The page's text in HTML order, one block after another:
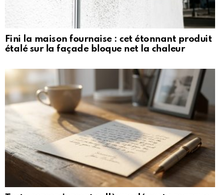
Fini la maison fournaise : cet étonnant produit
étalé sur la façade bloque net la chaleur